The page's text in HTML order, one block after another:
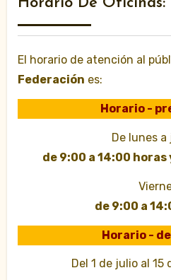
Horario De Oficinas:
El horario de atención al
Federación es:
Horario -
De lunes a
de 9:00 a 14:00 horas
de 9:00 a
Horario -
Del 1 de julio al 15